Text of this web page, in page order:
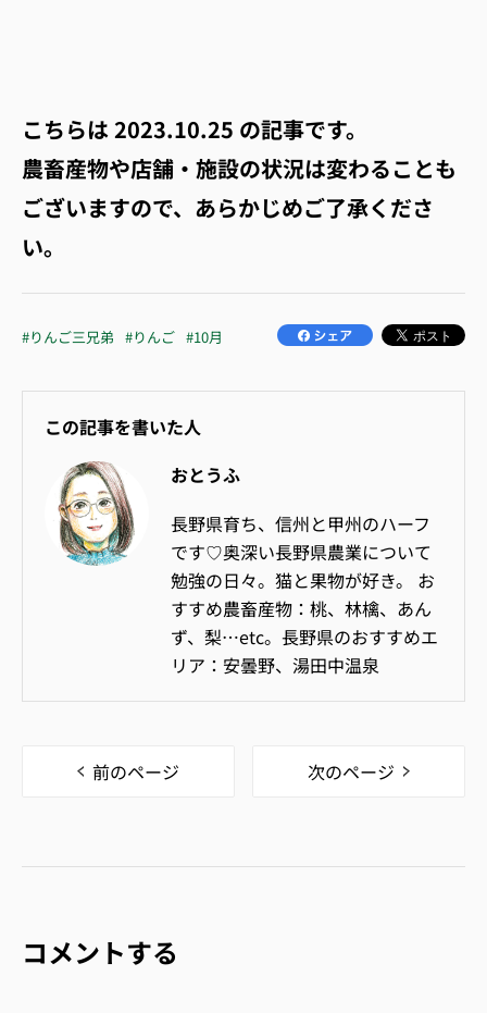
こちらは2023.10.25 の記事です。
農畜産物や店舗・施設の状況は変わることも
ございますので、あらかじめご了承くださ
い。
#りんご三兄弟 #りんご #10月
この記事を書いた人
おとうふ
長野県育ち、信州と甲州のハーフ
です♡奥深い長野県農業について
勉強の日々。猫と果物が好き。 お
すすめ農畜産物：桃、林檎、あん
ず、梨…etc。長野県のおすすめエ
リア：安曇野、湯田中温泉
前のページ 次のページ
コメントする